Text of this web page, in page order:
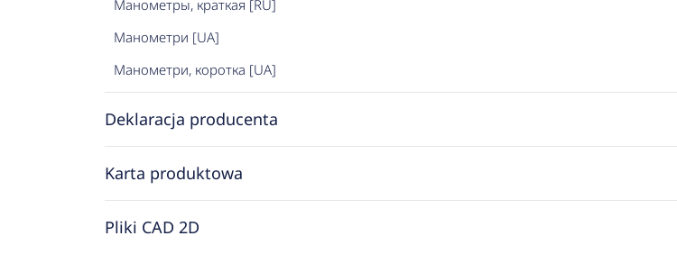
Манометры, краткая [RU]
Манометри [UA]
Манометри, коротка [UA]
Deklaracja producenta
Karta produktowa
Pliki CAD 2D